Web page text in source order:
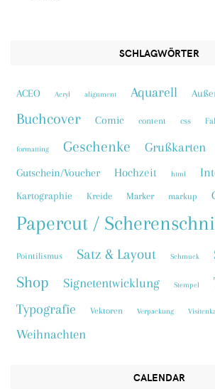
SCHLAGWÖRTER
ACEO Acryl alignment Aquarell
Buchcover Comic content css
formatting Geschenke Grußkarten
Gutschein/Voucher Hochzeit html
Kartographie Kreide Marker markup
Papercut /
Pointilismus Satz & Layout Schmuck
Shop Signetentwicklung Stempel
Typografie Vektoren Verpackung
Weihnachten
CALENDAR